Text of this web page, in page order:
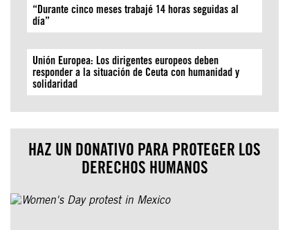
“Durante cinco meses trabajé 14 horas seguidas al
día”
Unión Europea: Los dirigentes europeos deben
responder a la situación de Ceuta con humanidad y
solidaridad
HAZ UN DONATIVO PARA PROTEGER LOS
DERECHOS HUMANOS